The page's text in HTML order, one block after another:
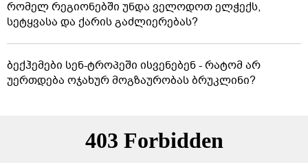
რომელ რეგიონებში უნდა ველოდოთ ელჭექს,
სეტყვასა და ქარის გაძლიერებას?
ბექჰემები სენ-ტროპეში ისვენებენ - რატომ არ
უერთდება ოჯახურ მოგზაურობას ბრუკლინი?